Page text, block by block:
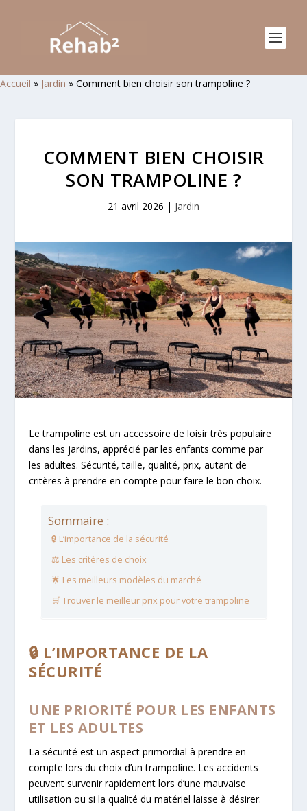
Accueil » Jardin » Comment bien choisir son trampoline ?
COMMENT BIEN CHOISIR
SON TRAMPOLINE ?
21 avril 2026 | Jardin
Le trampoline est un accessoire de loisir très populaire
dans les jardins, apprécié par les enfants comme par
les adultes. Sécurité, taille, qualité, prix, autant de
critères à prendre en compte pour faire le bon choix.
Sommaire :
🔒 L’importance de la sécurité
⚖️ Les critères de choix
🌟 Les meilleurs modèles du marché
🛒 Trouver le meilleur prix pour votre trampoline
🔒 L’IMPORTANCE DE LA
SÉCURITÉ
UNE PRIORITÉ POUR LES ENFANTS
ET LES ADULTES
La sécurité est un aspect primordial à prendre en
compte lors du choix d’un trampoline. Les accidents
peuvent survenir rapidement lors d’une mauvaise
utilisation ou si la qualité du matériel laisse à désirer.